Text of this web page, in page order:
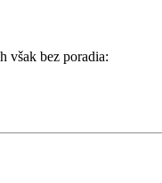
však bez poradia: